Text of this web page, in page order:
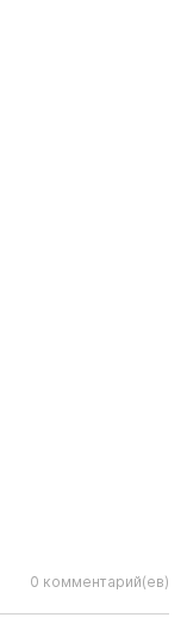
0 комментарий(ев)